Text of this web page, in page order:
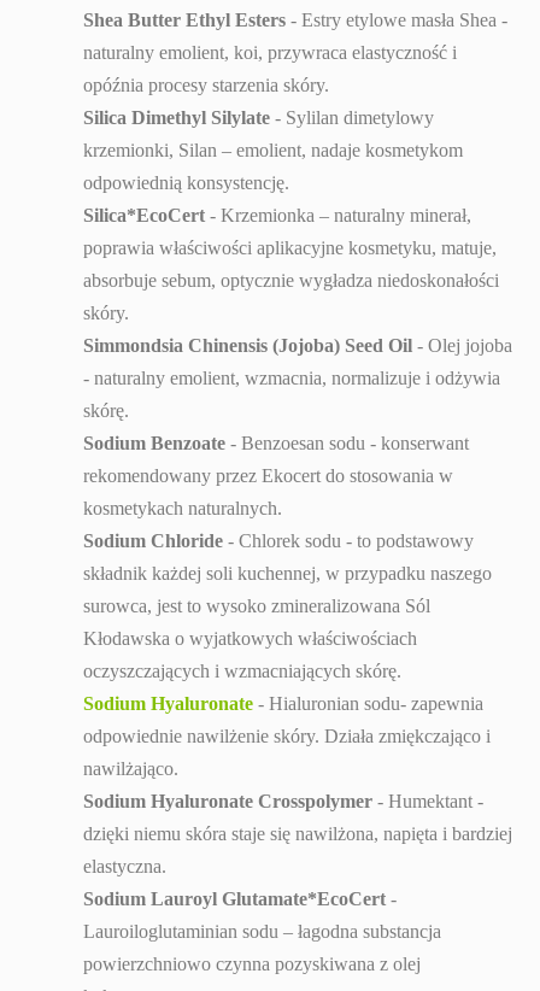
Shea Butter Ethyl Esters - Estry etylowe masła Shea -
naturalny emolient, koi, przywraca elastyczność i
opóźnia procesy starzenia skóry.
Silica Dimethyl Silylate - Sylilan dimetylowy
krzemionki, Silan – emolient, nadaje kosmetykom
odpowiednią konsystencję.
Silica*EcoCert - Krzemionka – naturalny minerał,
poprawia właściwości aplikacyjne kosmetyku, matuje,
absorbuje sebum, optycznie wygładza niedoskonałości
skóry.
Simmondsia Chinensis (Jojoba) Seed Oil - Olej jojoba
- naturalny emolient, wzmacnia, normalizuje i odżywia
skórę.
Sodium Benzoate - Benzoesan sodu - konserwant
rekomendowany przez Ekocert do stosowania w
kosmetykach naturalnych.
Sodium Chloride - Chlorek sodu - to podstawowy
składnik każdej soli kuchennej, w przypadku naszego
surowca, jest to wysoko zmineralizowana Sól
Kłodawska o wyjatkowych właściwościach
oczyszczających i wzmacniających skórę.
Sodium Hyaluronate - Hialuronian sodu- zapewnia
odpowiednie nawilżenie skóry. Działa zmiękczająco i
nawilżająco.
Sodium Hyaluronate Crosspolymer - Humektant -
dzięki niemu skóra staje się nawilżona, napięta i bardziej
elastyczna.
Sodium Lauroyl Glutamate*EcoCert -
Lauroiloglutaminian sodu – łagodna substancja
powierzchniowo czynna pozyskiwana z olej